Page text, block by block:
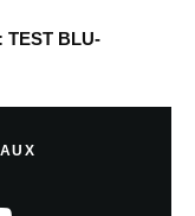
TEST BLU-